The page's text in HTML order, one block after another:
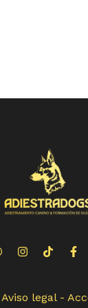
Aviso legal-